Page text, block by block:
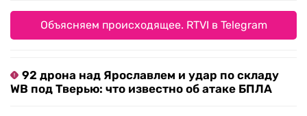
Объясняем происходящее. RTVI в Telegram
92 дрона над Ярославлем и удар по складу
WB под Тверью: что известно об атаке БПЛА